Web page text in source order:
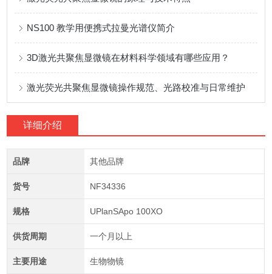
NS100 教学用便携式拉曼光谱仪简介
3D激光共聚焦显微镜在材料科学领域有哪些应用？
激光荧光共聚焦显微镜操作规范、光路校准与日常维护
详细介绍
品牌 其他品牌
货号 NF34336
规格 UPlanSApo 100XO
供货周期 一个月以上
主要用途 生物物镜